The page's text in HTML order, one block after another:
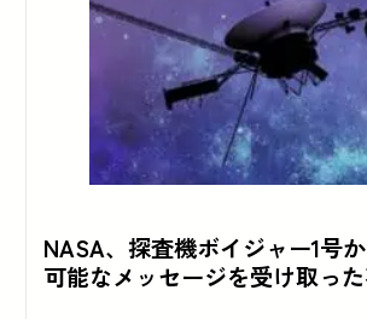
NASA、探査機ボイジャー1号
可能なメッセージを受け取っ